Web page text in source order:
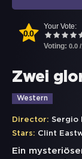
0.0
Your Vote:
Voting: 0.0 /
Zwei
Western
Director: Sergio
Stars: Clint
Ein